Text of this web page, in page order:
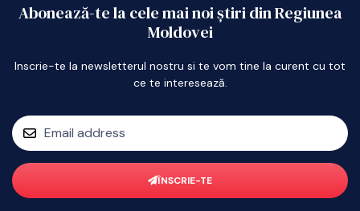
Abonează-te la cele mai noi știri din Regiunea
Moldovei
Inscrie-te la newsletterul nostru si te vom tine la curent cu tot
ce te interesează.
ÎNSCRIE-TE